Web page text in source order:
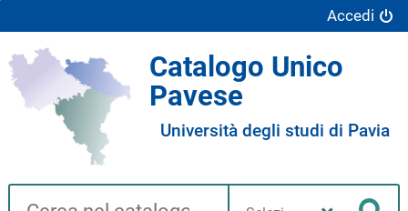
Accedi
Catalogo Unico
Pavese
Università degli studi di Pavia
Cerca su "Catalogo"